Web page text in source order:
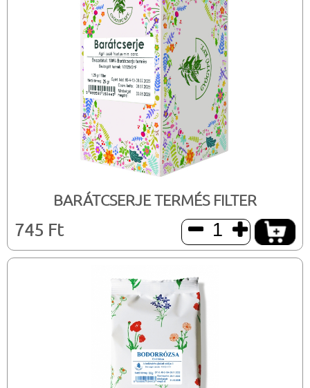
BARÁTCSERJE TERMÉS FILTER
745 Ft  